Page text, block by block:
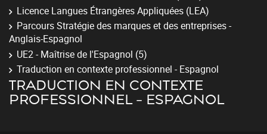
Licence Langues Étrangères Appliquées (LEA)
Parcours Stratégie des marques et des entreprises -
Anglais-Espagnol
UE2 - Maîtrise de l'Espagnol (5)
Traduction en contexte professionnel - Espagnol
TRADUCTION EN CONTEXTE
PROFESSIONNEL - ESPAGNOL